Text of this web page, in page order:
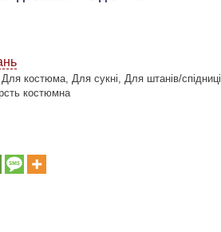
Для костюма, Для сукні, Для штанів/спідниці
костюмна